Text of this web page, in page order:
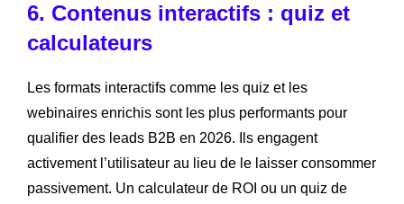
6. Contenus interactifs : quiz et
calculateurs
Les formats interactifs comme les quiz et les
webinaires enrichis sont les plus performants pour
qualifier des leads B2B en 2026. Ils engagent
activement l’utilisateur au lieu de le laisser consommer
passivement. Un calculateur de ROI ou un quiz de